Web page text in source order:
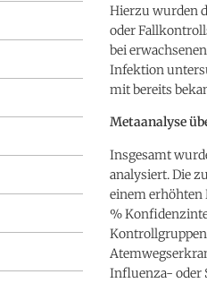
Hierzu wurden
oder
bei
Infektion
mit bereits
Metaanalyse
Insgesamt
analysiert. Die
einem erhöhten
%
Kontrollgruppen
Influenza- oder